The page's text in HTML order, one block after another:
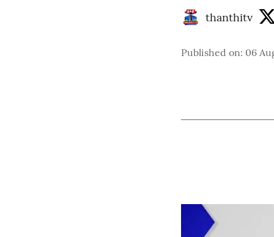
thanthitv
Published on: 06